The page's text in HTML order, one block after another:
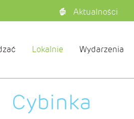
Aktualności
Lokalnie Wydarzenia
Cybinka